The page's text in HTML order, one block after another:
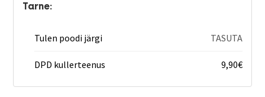
Tarne:
Tulen poodi järgi TASUTA
DPD kullerteenus 9,90€